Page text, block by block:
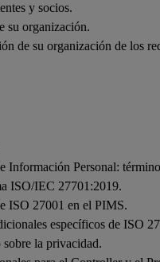
y socios.
su organización.
de su organización de los
Información Personal:
ISO/IEC 27701:2019.
ISO 27001 en el PIMS.
específicos de ISO
la privacidad.